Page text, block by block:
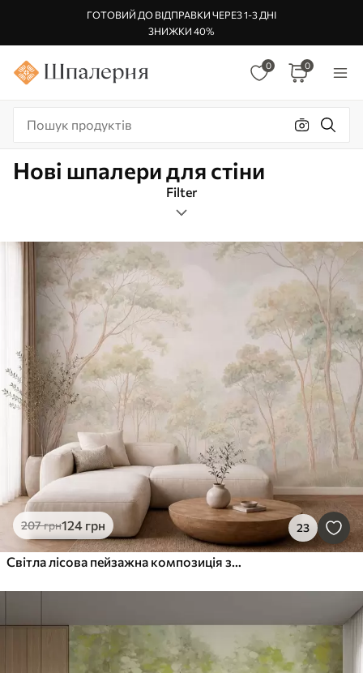
ГОТОВИЙ ДО ВІДПРАВКИ ЧЕРЕЗ 1-3 ДНІ
ЗНИЖКИ 40%
0 0
Нові шпалери для стіни
Filter
Ліс
Орієнтація зображення
Фільр по кольору
Дата створення
Очистити всі фільтри
207грн124 грн 23
Світла лісова пейзажна композиція з високими деревами